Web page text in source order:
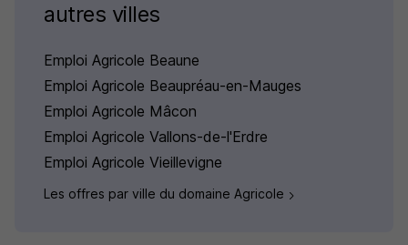
autres villes
Emploi Agricole Beaune
Emploi Agricole Beaupréau-en-Mauges
Emploi Agricole Mâcon
Emploi Agricole Vallons-de-l'Erdre
Emploi Agricole Vieillevigne
Les offres par ville du domaine Agricole